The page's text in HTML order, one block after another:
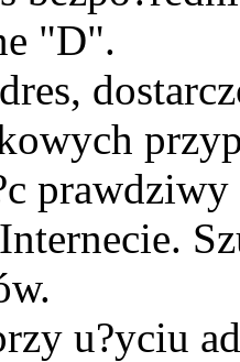
"D".
prawdziwy
u?yciu